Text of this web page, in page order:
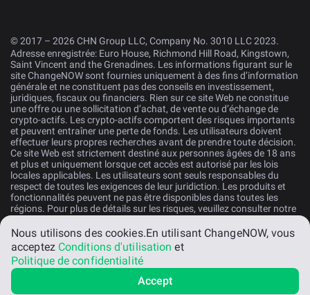
© 2017 – 2026 CHN Group LLC, Company No. 3010 LLC 2023.
Adresse enregistrée: Euro House, Richmond Hill Road, Kingstown,
Saint Vincent and the Grenadines. Les informations figurant sur le
site ChangeNOW sont fournies uniquement à des fins d’information
générale et ne constituent pas des conseils en investissement,
juridiques, fiscaux ou financiers. Rien sur ce site Web ne constitue
une offre ou une sollicitation d’achat, de vente ou d’échange de
crypto-actifs. Les crypto-actifs comportent des risques importants
et peuvent entraîner une perte de fonds. Les utilisateurs doivent
effectuer leurs propres recherches avant de prendre toute décision.
Ce site Web est strictement destiné aux personnes âgées de 18 ans
et plus et uniquement lorsque cet accès est autorisé par les lois
locales applicables. Les utilisateurs sont seuls responsables du
respect de toutes les exigences de leur juridiction. Les produits et
fonctionnalités peuvent ne pas être disponibles dans toutes les
régions. Pour plus de détails sur les risques, veuillez consulter notre
Français
Nous utilisons des cookies.En utilisant ChangeNOW, vous
acceptez Conditions d'utilisation et
Politique de confidentialité
Accept